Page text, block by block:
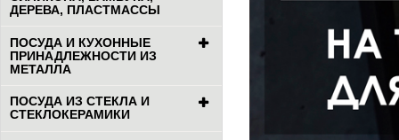
ДЕРЕВА, ПЛАСТМАССЫ
ПОСУДА И КУХОННЫЕ
ПРИНАДЛЕЖНОСТИ ИЗ
МЕТАЛЛА
ПОСУДА ИЗ СТЕКЛА И
СТЕКЛОКЕРАМИКИ